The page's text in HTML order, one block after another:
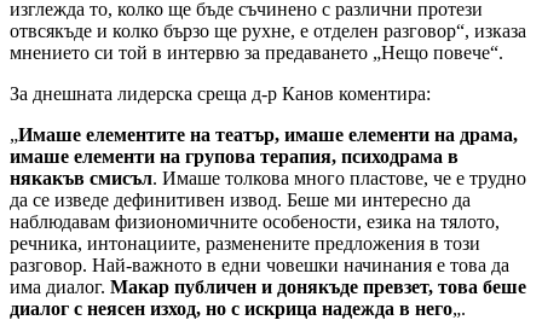
изглежда то, колко ще бъде съчинено с различни протези
отвсякъде и колко бързо ще рухне, е отделен разговор“, изказа
мнението си той в интервю за предаването „Нещо повече“.
За днешната лидерска среща д-р Канов коментира:
„Имаше елементите на театър, имаше елементи на драма,
имаше елементи на групова терапия, психодрама в
някакъв смисъл. Имаше толкова много пластове, че е трудно
да се изведе дефинитивен извод. Беше ми интересно да
наблюдавам физиономичните особености, езика на тялото,
речника, интонациите, разменените предложения в този
разговор. Най-важното в едни човешки начинания е това да
има диалог. Макар публичен и донякъде превзет, това беше
диалог с неясен изход, но с искрица надежда в него„.